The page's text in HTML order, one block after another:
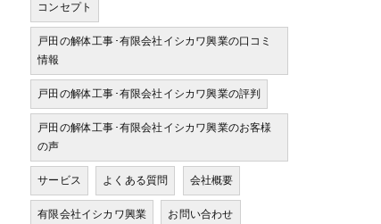
コンセプト
戸田の解体工事･有限会社イシカワ興業の口コミ
情報
戸田の解体工事･有限会社イシカワ興業の評判
戸田の解体工事･有限会社イシカワ興業のお客様
の声
サービス
よくある質問
会社概要
有限会社イシカワ興業
お問い合わせ